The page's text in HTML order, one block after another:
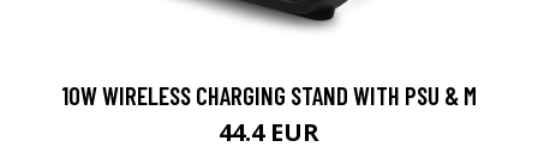
10W WIRELESS CHARGING STAND WITH PSU & M
44.4 EUR